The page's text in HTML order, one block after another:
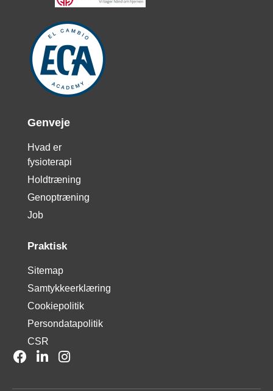
Genveje
Hvad er
fysioterapi
Holdtræning
Genoptræning
Job
Praktisk
Sitemap
Samtykkeerklæring
Cookiepolitik
Persondatapolitik
CSR